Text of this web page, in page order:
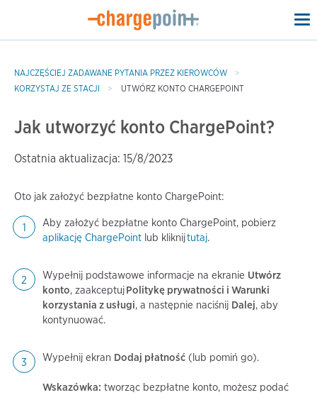
NAJCZĘŚCIEJ ZADAWANE PYTANIA PRZEZ KIEROWCÓW
KORZYSTAJ ZE STACJI
UTWÓRZ KONTO CHARGEPOINT
Jak utworzyć konto ChargePoint?
Ostatnia aktualizacja: 15/8/2023
Oto jak założyć bezpłatne konto ChargePoint:
Aby założyć bezpłatne konto ChargePoint, pobierz
aplikację ChargePoint lub kliknijtutaj.
Wypełnij podstawowe informacje na ekranie Utwórz
konto, zaakceptujPolitykę prywatności i Warunki
korzystania z usługi, a następnie naciśnij Dalej, aby
kontynuować.
Wypełnij ekran Dodaj płatność (lub pomiń go).
Wskazówka: tworząc bezpłatne konto, możesz podać